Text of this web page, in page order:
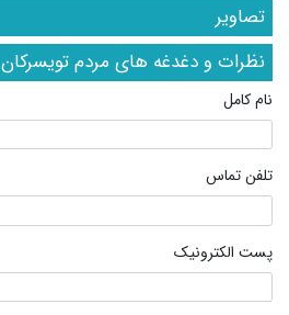
تصاویر
نظرات و دغدغه های مردم تویسرکان
نام کامل
تلفن تماس
پست الکترونیک